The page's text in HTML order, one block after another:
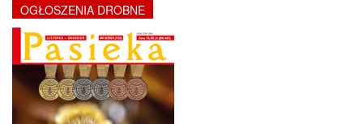
OGŁOSZENIA DROBNE